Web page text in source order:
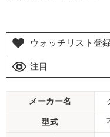
ウォッチリスト登
注目
メーカー名
型式